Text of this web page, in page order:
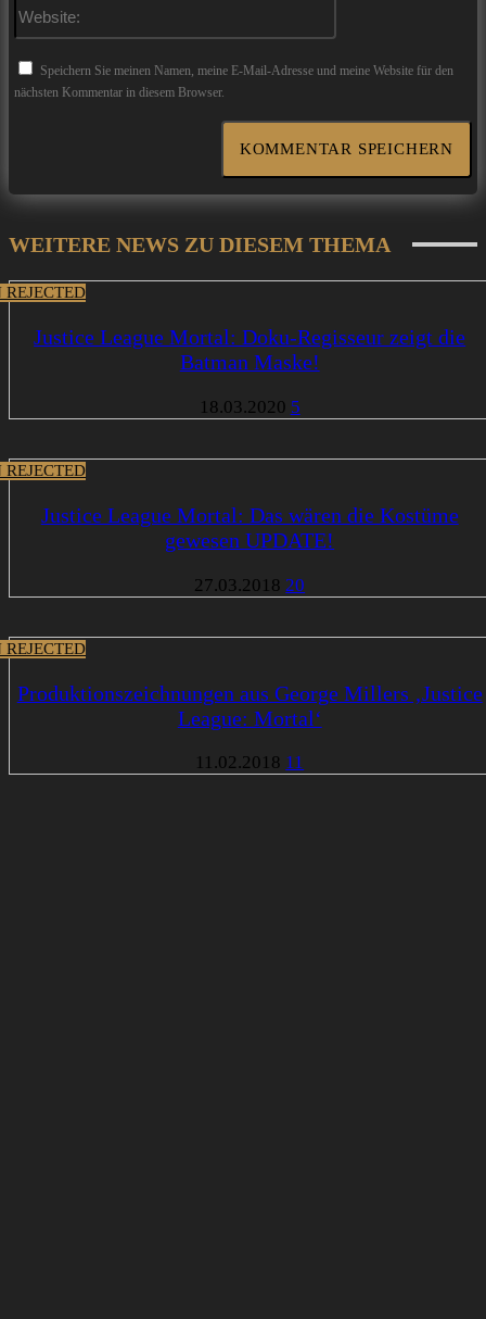
Speichern Sie meinen Namen, meine E-Mail-Adresse und meine Website für den
nächsten Kommentar in diesem Browser.
WEITERE NEWS ZU DIESEM THEMA
Justice League Mortal: Doku-Regisseur zeigt die
Batman Maske!
18.03.2020 5
Justice League Mortal: Das wären die Kostüme
gewesen UPDATE!
27.03.2018 20
Produktionszeichnungen aus George Millers ‚Justice
League: Mortal‘
11.02.2018 11